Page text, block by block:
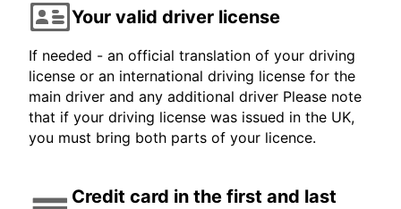
Your valid driver license
If needed - an official translation of your driving
license or an international driving license for the
main driver and any additional driver Please note
that if your driving license was issued in the UK,
you must bring both parts of your licence.
Credit card in the first and last